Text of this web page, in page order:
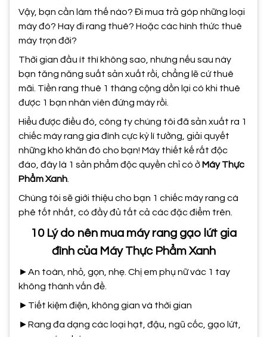
Vậy, bạn cần làm thế nào? Đi mua trả góp những loại
máy đó? Hay đi rang thuê? Hoặc các hình thức thuê
máy trọn đời?
Thời gian đầu ít thì không sao, nhưng nếu sau này
bạn tăng năng suất sản xuất rồi, chẳng lẽ cứ thuê
mãi. Tiền rang thuê 1 tháng cộng dồn lại có khi thuê
được 1 bạn nhân viên đứng máy rồi.
Hiểu được điều đó, công ty chúng tôi đã sản xuất ra 1
chiếc máy rang gia đình cực kỳ lí tưởng, giải quyết
những khó khăn đó cho bạn! Máy thiết kế rất độc
đáo, đây là 1 sản phẩm độc quyền chỉ có ởMáy Thực
Phẩm Xanh
Chúng tôi sẽ giới thiệu cho bạn 1 chiếc máy rang cà
phê tốt nhất, có đầy đủ tất cả các đặc điểm trên.
10 Lý do nên mua máy rang gạo lứt gia
đình của Máy Thực Phẩm Xanh
►An toàn, nhỏ, gọn, nhẹ. Chị em phụ nữ vác 1 tay
không thành vấn đề.
►Tiết kiệm điện, không gian và thời gian
►Rang đa dạng các loại hạt, đậu, ngũ cốc, gạo lứt,